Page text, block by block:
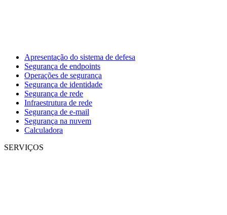
Apresentação do sistema de defesa
Segurança de endpoints
Operações de segurança
Segurança de identidade
Segurança de rede
Infraestrutura de rede
Segurança de e-mail
Segurança na nuvem
Calculadora
SERVIÇOS